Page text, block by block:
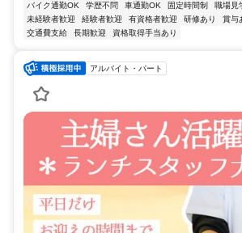
バイク通勤OK
学歴不問 車通勤OK 固定時間制 職場見
未経験者歓迎
経験者歓迎 有資格者歓迎 研修あり 賞与
交通費支給
長期歓迎 資格取得手当あり
アルバイト・パート